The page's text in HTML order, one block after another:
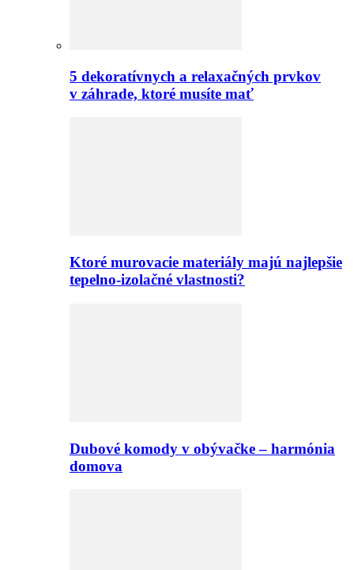
5 dekoratívnych a relaxačných prvkov
v záhrade, ktoré musíte mať
Ktoré murovacie materiály majú najlepšie
tepelno-izolačné vlastnosti?
Dubové komody v obývačke – harmónia
domova